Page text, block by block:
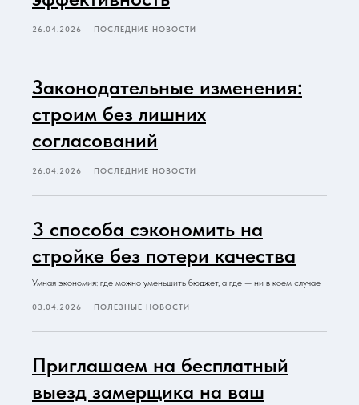
26.04.2026 ПОСЛЕДНИЕ НОВОСТИ
Законодательные изменения:
строим без лишних
согласований
26.04.2026 ПОСЛЕДНИЕ НОВОСТИ
3 способа сэкономить на
стройке без потери качества
Умная экономия: где можно уменьшить бюджет, а где — ни в коем случае
03.04.2026 ПОЛЕЗНЫЕ НОВОСТИ
Приглашаем на бесплатный
выезд замерщика на ваш